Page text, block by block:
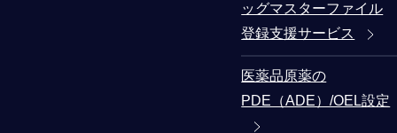
ッグマスターファイル
登録支援サービス
医薬品原薬の
PDE（ADE）/OEL設定